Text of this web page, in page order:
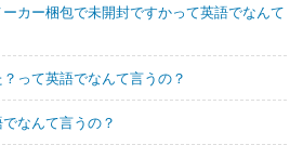
カー梱包で未開封ですかって英語でなんて
って英語でなんて言うの？
なんて言うの？